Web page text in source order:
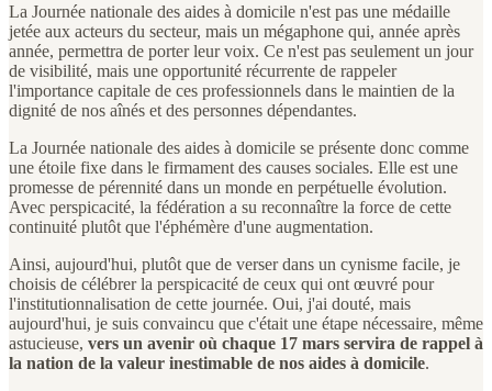
La Journée nationale des aides à domicile n'est pas une médaille
jetée aux acteurs du secteur, mais un mégaphone qui, année après
année, permettra de porter leur voix. Ce n'est pas seulement un jour
de visibilité, mais une opportunité récurrente de rappeler
l'importance capitale de ces professionnels dans le maintien de la
dignité de nos aînés et des personnes dépendantes.
La Journée nationale des aides à domicile se présente donc comme
une étoile fixe dans le firmament des causes sociales. Elle est une
promesse de pérennité dans un monde en perpétuelle évolution.
Avec perspicacité, la fédération a su reconnaître la force de cette
continuité plutôt que l'éphémère d'une augmentation.
Ainsi, aujourd'hui, plutôt que de verser dans un cynisme facile, je
choisis de célébrer la perspicacité de ceux qui ont œuvré pour
l'institutionnalisation de cette journée. Oui, j'ai douté, mais
aujourd'hui, je suis convaincu que c'était une étape nécessaire, même
astucieuse, vers un avenir où chaque 17 mars servira de rappel à
la nation de la valeur inestimable de nos aides à domicile.